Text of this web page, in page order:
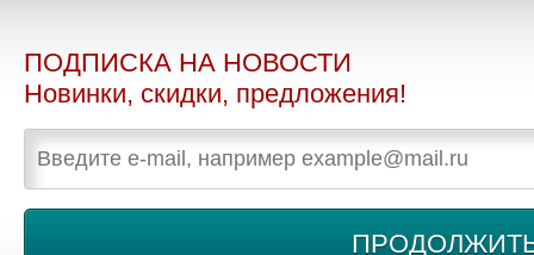
ПОДПИСКА НА НОВОСТИ
Новинки, скидки, предложения!